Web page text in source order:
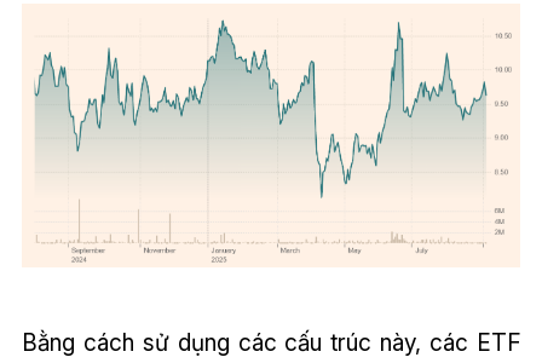
Bằng cách sử dụng các cấu trúc này, các ETF